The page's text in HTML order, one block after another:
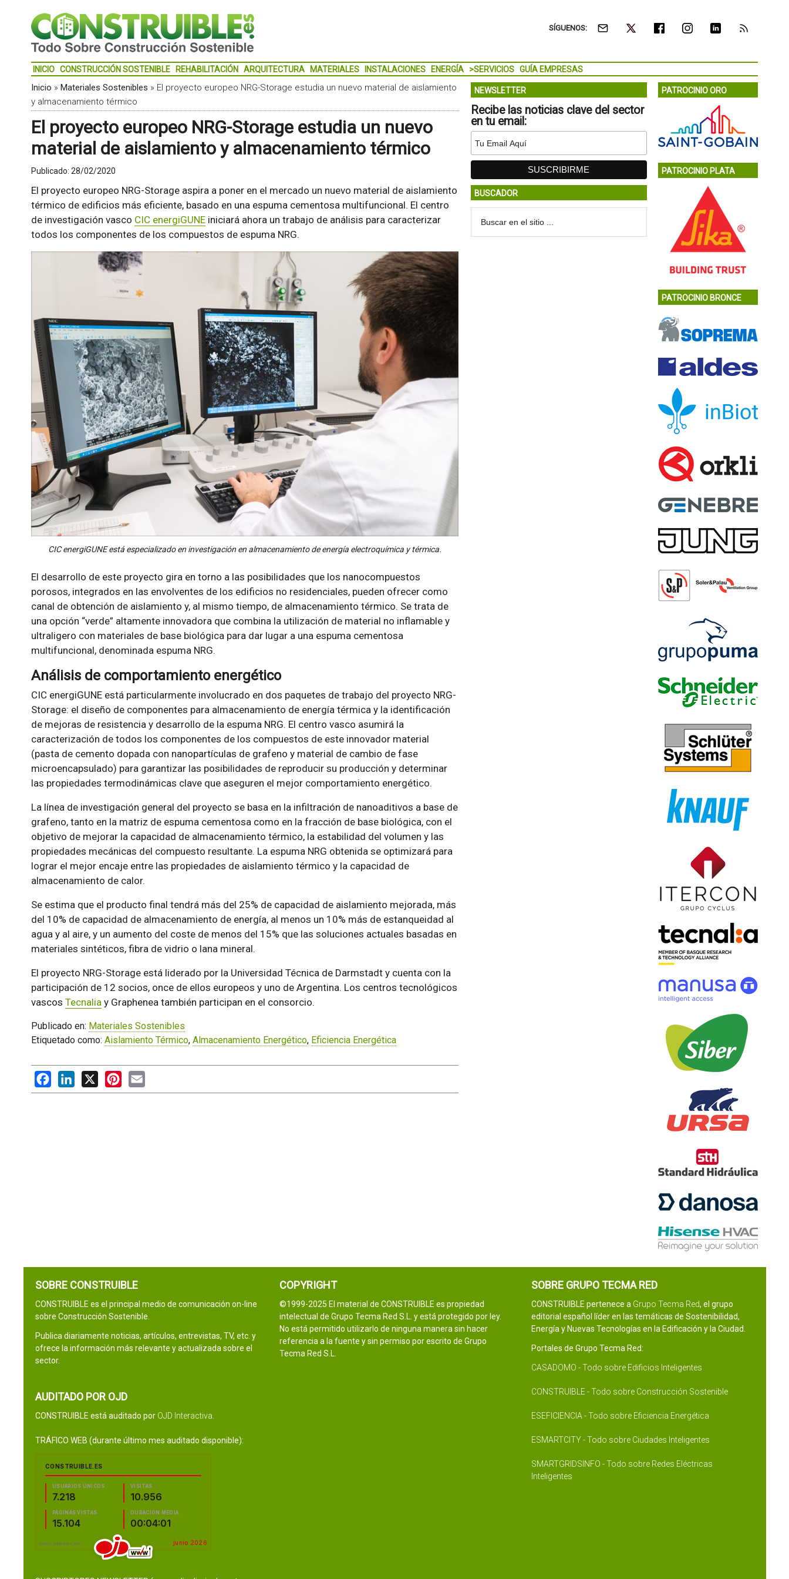
SÍGUENOS:
INICIO CONSTRUCCIÓN SOSTENIBLE REHABILITACIÓN ARQUITECTURA MATERIALES INSTALACIONES ENERGÍA >SERVICIOS GUÍA EMPRESAS
Inicio » Materiales Sostenibles » El proyecto europeo NRG-Storage estudia un nuevo material de aislamiento
y almacenamiento térmico
El proyecto europeo NRG-Storage estudia un nuevo
material de aislamiento y almacenamiento térmico
Publicado: 28/02/2020
El proyecto europeo NRG-Storage aspira a poner en el mercado un nuevo material de aislamiento
térmico de edificios más eficiente, basado en una espuma cementosa multifuncional. El centro
de investigación vasco CIC energiGUNEiniciará ahora un trabajo de análisis para caracterizar
todos los componentes de los compuestos de espuma NRG.
CIC energiGUNE está especializado en investigación en almacenamiento de energía electroquímica y térmica.
El desarrollo de este proyecto gira en torno a las posibilidades que los nanocompuestos
porosos, integrados en las envolventes de los edificios no residenciales, pueden ofrecer como
canal de obtención de aislamiento y, al mismo tiempo, de almacenamiento térmico. Se trata de
una opción “verde” altamente innovadora que combina la utilización de material no inflamable y
ultraligero con materiales de base biológica para dar lugar a una espuma cementosa
multifuncional, denominada espuma NRG.
Análisis de comportamiento energético
CIC energiGUNE está particularmente involucrado en dos paquetes de trabajo del proyecto NRG-
Storage: el diseño de componentes para almacenamiento de energía térmica y la identificación
de mejoras de resistencia y desarrollo de la espuma NRG. El centro vasco asumirá la
caracterización de todos los componentes de los compuestos de este innovador material
(pasta de cemento dopada con nanopartículas de grafeno y material de cambio de fase
microencapsulado) para garantizar las posibilidades de reproducir su producción y determinar
las propiedades termodinámicas clave que aseguren el mejor comportamiento energético.
La línea de investigación general del proyecto se basa en la infiltración de nanoaditivos a base de
grafeno, tanto en la matriz de espuma cementosa como en la fracción de base biológica, con el
objetivo de mejorar la capacidad de almacenamiento térmico, la estabilidad del volumen y las
propiedades mecánicas del compuesto resultante. La espuma NRG obtenida se optimizará para
lograr el mejor encaje entre las propiedades de aislamiento térmico y la capacidad de
almacenamiento de calor.
Se estima que el producto final tendrá más del 25% de capacidad de aislamiento mejorada, más
del 10% de capacidad de almacenamiento de energía, al menos un 10% más de estanqueidad al
agua y al aire, y un aumento del coste de menos del 15% que las soluciones actuales basadas en
materiales sintéticos, fibra de vidrio o lana mineral.
El proyecto NRG-Storage está liderado por la Universidad Técnica de Darmstadt y cuenta con la
participación de 12 socios, once de ellos europeos y uno de Argentina. Los centros tecnológicos
vascos Tecnaliay Graphenea también participan en el consorcio.
Publicado en: Materiales Sostenibles
Etiquetado como: Aislamiento Térmico, Almacenamiento Energético, Eficiencia Energética
FacebookLinkedIn
X PinterestEmail
NEWSLETTER
Recibe las noticias clave del sector
en tu email:
BUSCADOR
PATROCINIO ORO
PATROCINIO PLATA
PATROCINIO BRONCE
SOBRE CONSTRUIBLE
CONSTRUIBLE es el principal medio de comunicación on-line
sobre Construcción Sostenible.
Publica diariamente noticias, artículos, entrevistas, TV, etc. y
ofrece la información más relevante y actualizada sobre el
sector.
AUDITADO POR OJD
CONSTRUIBLE está auditado por OJD Interactiva
TRÁFICO WEB (durante último mes auditado disponible):
COPYRIGHT
©1999-2025 El material de CONSTRUIBLE es propiedad
intelectual de Grupo Tecma Red S.L. y está protegido por ley.
No está permitido utilizarlo de ninguna manera sin hacer
referencia a la fuente y sin permiso por escrito de Grupo
Tecma Red S.L.
SOBRE GRUPO TECMA RED
CONSTRUIBLE pertenece a Grupo Tecma Red, el grupo
editorial español líder en las temáticas de Sostenibilidad,
Energía y Nuevas Tecnologías en la Edificación y la Ciudad.
Portales de Grupo Tecma Red:
CASADOMO - Todo sobre Edificios Inteligentes
CONSTRUIBLE - Todo sobre Construcción Sostenible
ESEFICIENCIA - Todo sobre Eficiencia Energética
ESMARTCITY - Todo sobre Ciudades Inteligentes
SMARTGRIDSINFO - Todo sobre Redes Eléctricas
Inteligentes